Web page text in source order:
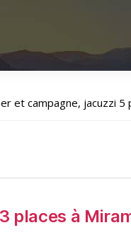
et campagne, jacuzzi 5
places à